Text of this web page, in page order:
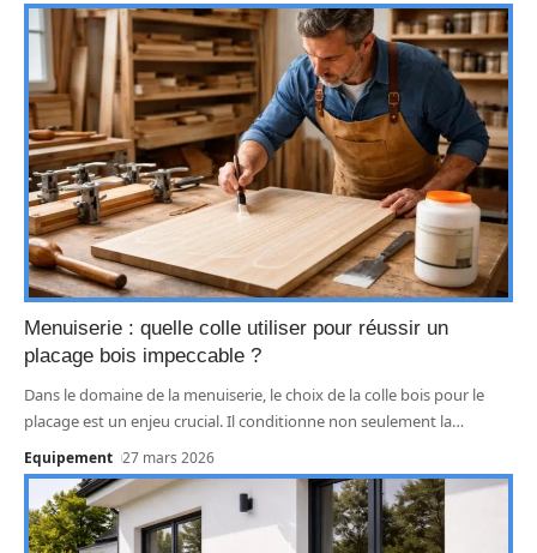
Menuiserie : quelle colle utiliser pour réussir un
placage bois impeccable ?
Dans le domaine de la menuiserie, le choix de la colle bois pour le
placage est un enjeu crucial. Il conditionne non seulement la…
Equipement 27 mars 2026